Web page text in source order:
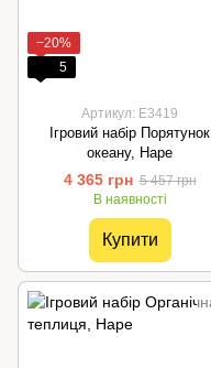
−20%
5
Артикул: E3419
Ігровий набір Порятунок
океану, Hape
4 365 грн 5 457 грн
В наявності
Купити